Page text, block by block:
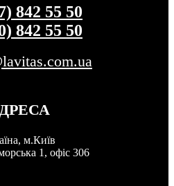
842 55 50
842 55 50
м.Київ
1, офіс 306